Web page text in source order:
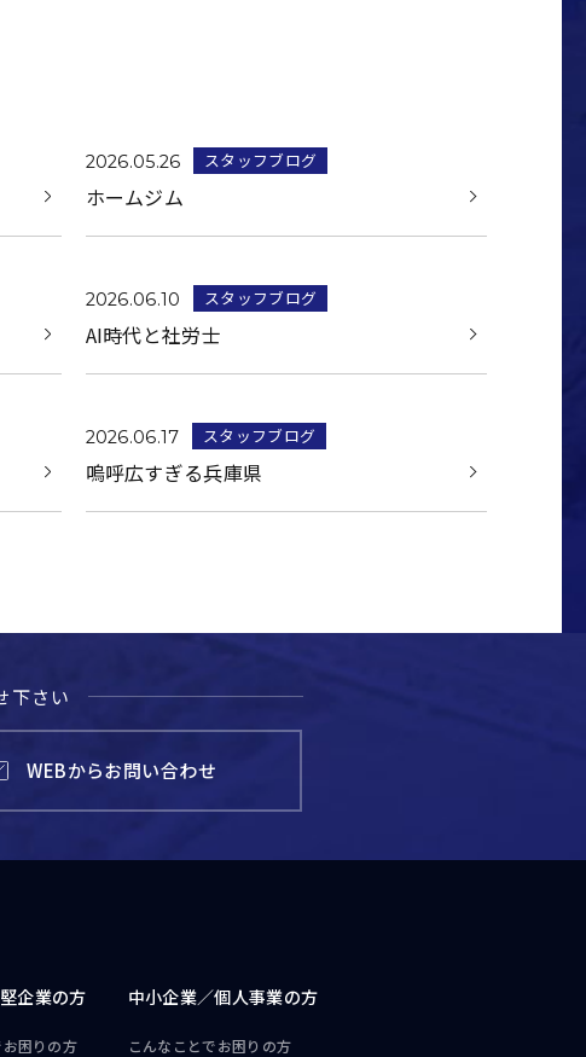
2026.05.26 スタッフブログ
ホームジム
2026.06.10 スタッフブログ
AI時代と社労士
2026.06.17 スタッフブログ
嗚呼広すぎる兵庫県
下さい
WEBからお問い合わせ
企業の方
お困りの方
中小企業／個人事業の方
こんなことでお困りの方